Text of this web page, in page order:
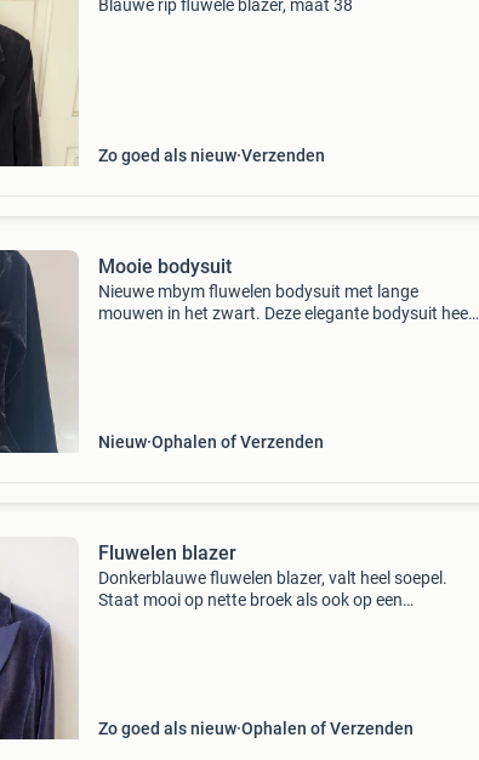
Blauwe rip fluwele blazer, maat 38
Zo goed als nieuw Verzenden
Mooie bodysuit
Nieuwe mbym fluwelen bodysuit met lange
mouwen in het zwart. Deze elegante bodysuit heeft
Nieuw Ophalen of Verzenden
Fluwelen blazer
Donkerblauwe fluwelen blazer, valt heel soepel.
Staat mooi op nette broek als ook op een
Zo goed als nieuw Ophalen of Verzenden